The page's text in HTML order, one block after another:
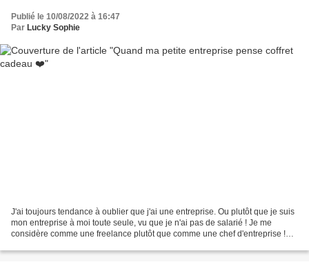
Publié le 10/08/2022 à 16:47
Par Lucky Sophie
J'ai toujours tendance à oublier que j'ai une entreprise. Ou plutôt que je suis
mon entreprise à moi toute seule, vu que je n'ai pas de salarié ! Je me
considère comme une freelance plutôt que comme une chef d'entreprise !